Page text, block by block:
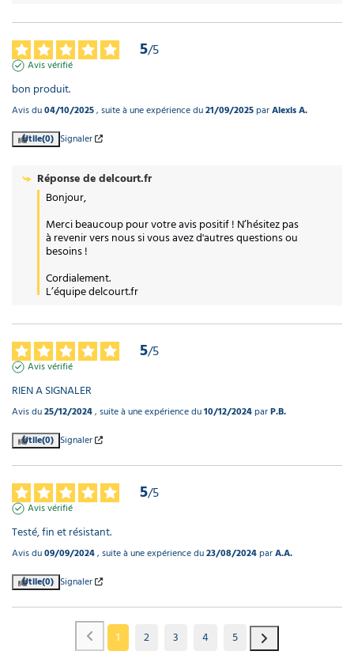
5/5
Avis vérifié
bon produit.
Avis du04/10/2025, suite à une expérience du21/09/2025parAlexis A.
Utile(0) Signaler
Réponse dedelcourt.fr
Bonjour,
Merci beaucoup pour votre avis positif ! N’hésitez pas
à revenir vers nous si vous avez d'autres questions ou
besoins !
Cordialement.
L’équipe delcourt.fr
5/5
Avis vérifié
RIEN A SIGNALER
Avis du25/12/2024, suite à une expérience du10/12/2024parP.B.
Utile(0) Signaler
5/5
Avis vérifié
Testé, fin et résistant.
Avis du09/09/2024, suite à une expérience du23/08/2024parA.A.
Utile(0) Signaler
1 2 3 4 5